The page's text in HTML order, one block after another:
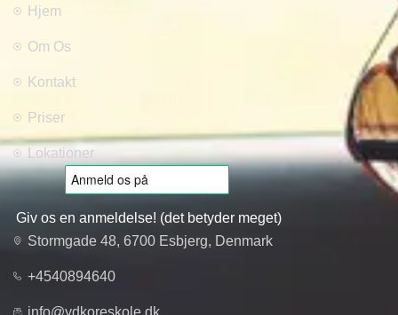
Hjem
Om Os
Kontakt
Priser
Lokationer
Giv os en anmeldelse! (det betyder meget)
Stormgade 48, 6700 Esbjerg, Denmark
+4540894640
info@ydkoreskole.dk